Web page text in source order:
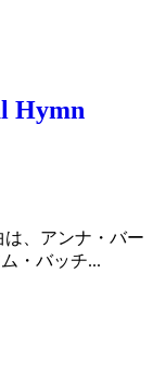
Hymn
、アンナ・バー
・バッチ...